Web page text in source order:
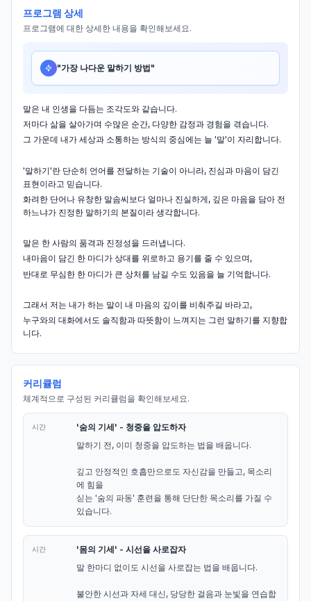
프로그램 상세
프로그램에 대한 상세한 내용을 확인해보세요.
"가장 나다운 말하기 방법"
말은 내 인생을 다듬는 조각도와 같습니다.
저마다 삶을 살아가며 수많은 순간, 다양한 감정과 경험을 겪습니다.
그 가운데 내가 세상과 소통하는 방식의 중심에는 늘 '말'이 자리합니다.
'말하기'란 단순히 언어를 전달하는 기술이 아니라, 진심과 마음이 담긴
표현이라고 믿습니다.
화려한 단어나 유창한 말솜씨보다 얼마나 진실하게, 깊은 마음을 담아 전
하느냐가 진정한 말하기의 본질이라 생각합니다.
말은 한 사람의 품격과 진정성을 드러냅니다.
내마음이 담긴 한 마디가 상대를 위로하고 용기를 줄 수 있으며,
반대로 무심한 한 마디가 큰 상처를 남길 수도 있음을 늘 기억합니다.
그래서 저는 내가 하는 말이 내 마음의 깊이를 비춰주길 바라고,
누구와의 대화에서도 솔직함과 따뜻함이 느껴지는 그런 말하기를 지향합
니다.
커리큘럼
체계적으로 구성된 커리큘럼을 확인해보세요.
시간
'숨의 기세' - 청중을 압도하자
말하기 전, 이미 청중을 압도하는 법을 배웁니다.
깊고 안정적인 호흡만으로도 자신감을 만들고, 목소리
에 힘을
싣는 '숨의 파동' 훈련을 통해 단단한 목소리를 가질 수
있습니다.
시간
'몸의 기세' - 시선을 사로잡자
말 한마디 없이도 시선을 사로잡는 법을 배웁니다.
불안한 시선과 자세 대신, 당당한 걸음과 눈빛을 연습합